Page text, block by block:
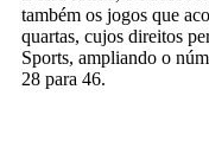
também os jogos que
quartas, cujos direitos
Sports, ampliando o
28 para 46.